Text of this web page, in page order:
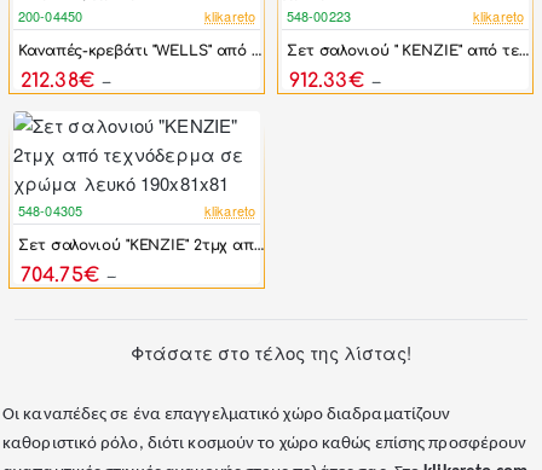
-46%
200-04450 klikareto
Καναπές-κρεβάτι "WELLS" από τεχνόδερμα σε μπεζ χρώμα 188x82x80
212.38€
-44%
548-00223 klikareto
Σετ σαλονιού " KENZIE" από τεχνόδερμα σε λευκό χρώμα
912.33€
-44%
548-04305 klikareto
Σετ σαλονιού "KENZIE" 2τμχ από τεχνόδερμα σε χρώμα λευκό 190x81x81
704.75€
Φτάσατε στο τέλος της λίστας!
Οι καναπέδες σε ένα επαγγελματικό χώρο διαδραματίζουν
καθοριστικό ρόλο, διότι κοσμούν το χώρο καθώς επίσης προσφέρουν